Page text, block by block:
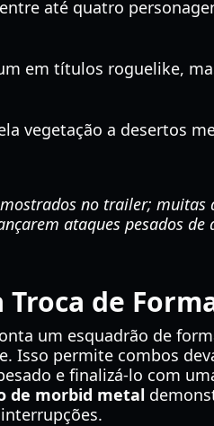
até quatro
em títulos roguelike,
vegetação a desertos
no trailer; muitas
ataques pesados de
de
um esquadrão de
Isso permite combos
e finalizá-lo com
de morbid metal